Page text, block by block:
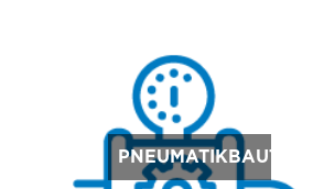
PNEUMATIKBAUTEILE